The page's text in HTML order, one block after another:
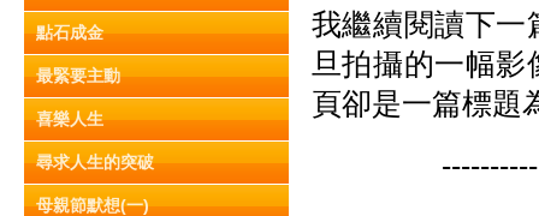
點石成金
最緊要主動
喜樂人生
尋求人生的突破
母親節默想(一)
我繼續閱讀下一
旦拍攝的一幅
頁卻是一篇標題